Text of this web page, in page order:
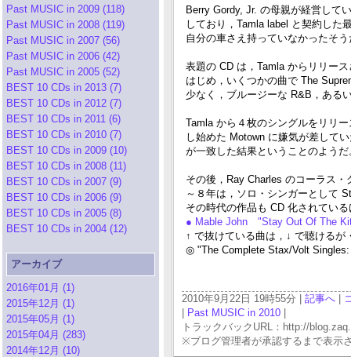
Past MUSIC in 2009 (118)
Past MUSIC in 2008 (119)
Past MUSIC in 2007 (56)
Past MUSIC in 2006 (42)
Past MUSIC in 2005 (52)
BEST 10 CDs in 2013 (7)
BEST 10 CDs in 2012 (7)
BEST 10 CDs in 2011 (6)
BEST 10 CDs in 2010 (7)
BEST 10 CDs in 2009 (10)
BEST 10 CDs in 2008 (11)
BEST 10 CDs in 2007 (9)
BEST 10 CDs in 2006 (9)
BEST 10 CDs in 2005 (8)
BEST 10 CDs in 2004 (12)
アーカイブ
2016年01月 (1)
2015年12月 (1)
2015年05月 (1)
2015年04月 (283)
2014年12月 (10)
Berry Gordy, Jr. の母親が経営して
しており，Tamla label と契約した
自分の車さえ持っていなかったそう
表題の CD は，Tamla からリリー
はじめ，いくつかの曲で The
少なく，ブルージーな R&B，ある
Tamla から４枚のシングルをリリ
し始めた Motown に嫌気が差して
が一致した結果ということのようだ
その後，Ray Charles のコーラス
～８年は，ソロ・シンガーとして
その時代の作品も CD 化されてい
● Mable John "Stay Out Of The
↑ で抜けている曲は，↓ で聴けるが
◎ "The Complete Stax/Volt
2010年9月22日 19時55分 | 記事へ
Past MUSIC in 2010
トラックバックURL：http://
※ブログ管理者が承認するまで表示